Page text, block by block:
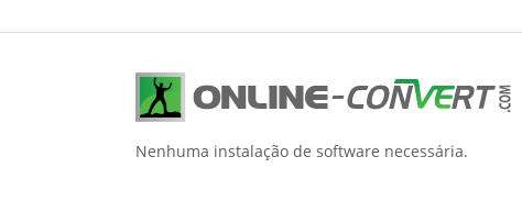
Nenhuma instalação de software necessária.